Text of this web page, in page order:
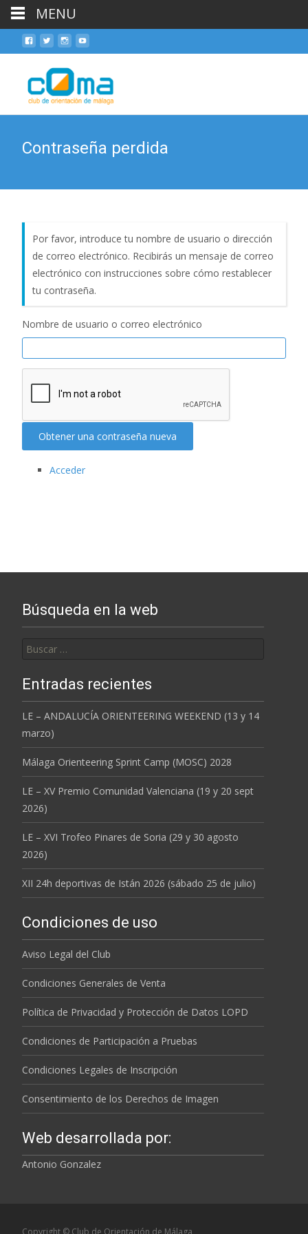
Contraseña perdida
Por favor, introduce tu nombre de usuario o dirección
de correo electrónico. Recibirás un mensaje de correo
electrónico con instrucciones sobre cómo restablecer
tu contraseña.
Nombre de usuario o correo electrónico
Obtener una contraseña nueva
Acceder
Búsqueda en la web
Entradas recientes
LE – ANDALUCÍA ORIENTEERING WEEKEND (13 y 14
marzo)
Málaga Orienteering Sprint Camp (MOSC) 2028
LE – XV Premio Comunidad Valenciana (19 y 20 sept
2026)
LE – XVI Trofeo Pinares de Soria (29 y 30 agosto
2026)
XII 24h deportivas de Istán 2026 (sábado 25 de julio)
Condiciones de uso
Aviso Legal del Club
Condiciones Generales de Venta
Política de Privacidad y Protección de Datos LOPD
Condiciones de Participación a Pruebas
Condiciones Legales de Inscripción
Consentimiento de los Derechos de Imagen
Web desarrollada por:
Antonio Gonzalez
Copyright © Club de Orientación de Málaga
MENU